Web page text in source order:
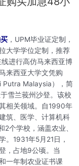
，UPM毕业证定制，
大学学位定制，推荐
进行高仿马来西亚博
来西亚大学文凭购
Putra Malaysia），简
雪兰莪州沙登。该校
相关领域。自1990年
筑、医学、计算机科
2个学校，涵盖农业、
。1931年5月21日，
，占地9公顷。当
一年制农业证书课